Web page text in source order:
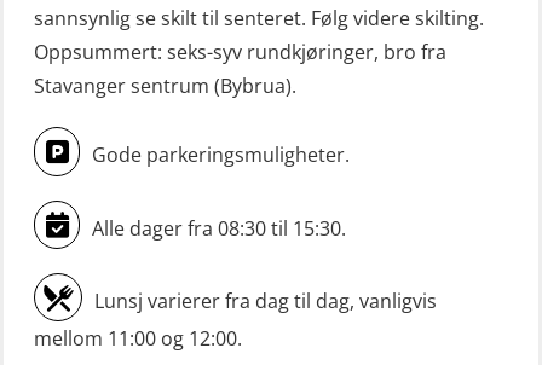
Livbåtfører konvertering til FF48 inkl.
repetisjon (OSE106)
Livbåtfører sliskelivbåt repetisjon
(OSE1301)
grunnleggende (OSE129)
Mann-Over-Bord (hurtiggående) liten
båt m/mørkekjøring – grunnleggende
(OSE114)
sannsynlig se skilt til senteret. Følg videre skilting.
Oppsummert: seks-syv rundkjøringer, bro fra
Stavanger sentrum (Bybrua).
Gode parkeringsmuligheter.
Alle dager fra 08:30 til 15:30.
Lunsj varierer fra dag til dag, vanligvis
mellom 11:00 og 12:00.